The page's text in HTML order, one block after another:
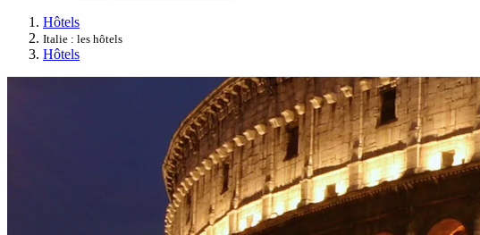
Hôtels
Italie : les hôtels
Hôtels